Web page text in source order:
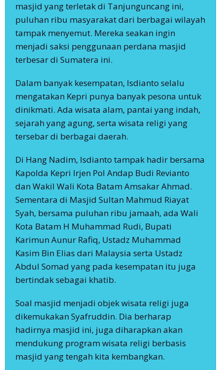
masjid yang terletak di Tanjunguncang ini,
puluhan ribu masyarakat dari berbagai wilayah
tampak menyemut. Mereka seakan ingin
menjadi saksi penggunaan perdana masjid
terbesar di Sumatera ini.
Dalam banyak kesempatan, Isdianto selalu
mengatakan Kepri punya banyak pesona untuk
dinikmati. Ada wisata alam, pantai yang indah,
sejarah yang agung, serta wisata religi yang
tersebar di berbagai daerah.
Di Hang Nadim, Isdianto tampak hadir bersama
Kapolda Kepri Irjen Pol Andap Budi Revianto
dan Wakil Wali Kota Batam Amsakar Ahmad.
Sementara di Masjid Sultan Mahmud Riayat
Syah, bersama puluhan ribu jamaah, ada Wali
Kota Batam H Muhammad Rudi, Bupati
Karimun Aunur Rafiq, Ustadz Muhammad
Kasim Bin Elias dari Malaysia serta Ustadz
Abdul Somad yang pada kesempatan itu juga
bertindak sebagai khatib.
Soal masjid menjadi objek wisata religi juga
dikemukakan Syafruddin. Dia berharap
hadirnya masjid ini, juga diharapkan akan
mendukung program wisata religi berbasis
masjid yang tengah kita kembangkan.